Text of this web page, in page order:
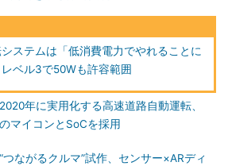
ステムは「低消費電力でやれることに
ベル3で50Wも許容範囲
年に実用化する高速道路自動運転、
マイコンとSoCを採用
つながるクルマ”試作、センサー×ARディ